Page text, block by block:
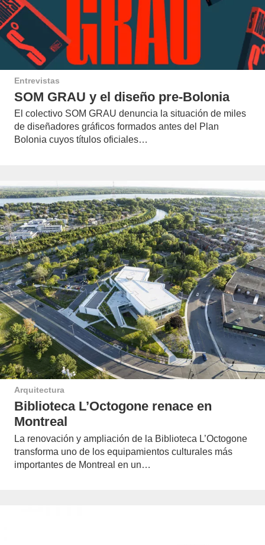
Entrevistas
SOM GRAU y el diseño pre-Bolonia
El colectivo SOM GRAU denuncia la situación de miles
de diseñadores gráficos formados antes del Plan
Bolonia cuyos títulos oficiales…
Arquitectura
Biblioteca L’Octogone renace en
Montreal
La renovación y ampliación de la Biblioteca L’Octogone
transforma uno de los equipamientos culturales más
importantes de Montreal en un…